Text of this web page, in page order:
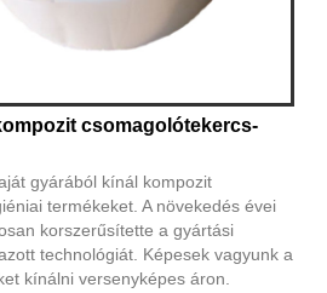
csomagolótekercs-
gyárából kínál kompozit
termékeket. A növekedés évei
korszerűsítette a gyártási
technológiát. Képesek vagyunk a
kínálni versenyképes áron.